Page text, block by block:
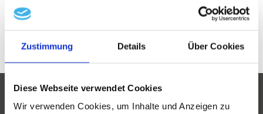
Zustimmung Details Über Cookies
Diese Webseite verwendet Cookies
Wir verwenden Cookies, um Inhalte und Anzeigen zu
begeben Sie sich auf eine wundervolle Reise:
Erfahren Sie von Geschichten uralter Zeiten,
geheimnisvollen Frauen, Fürsten und Zaren,
sowie den damaligen Heilbädern und dem
Seerosenwegs.
mehr lesen
Veranstaltungsort